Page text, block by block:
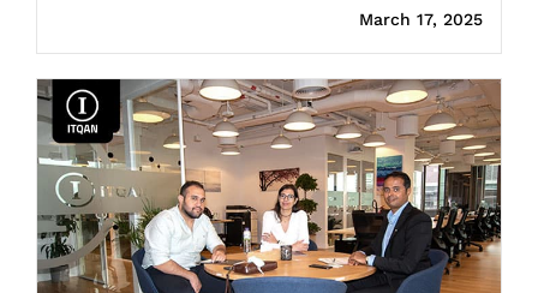
March 17, 2025